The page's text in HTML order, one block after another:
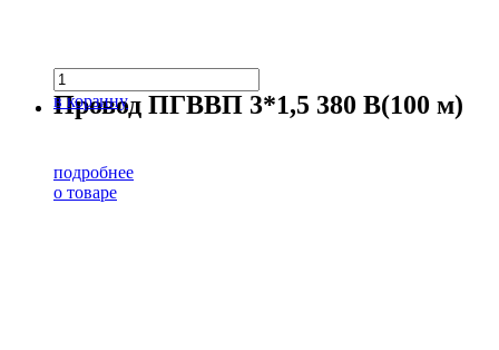
в корзину
Провод ПГВВП 3*1,5 380 В(100 м)
подробнее
о товаре